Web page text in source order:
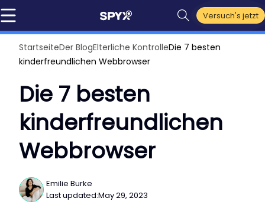
Versuch's jetzt
StartseiteDer BlogElterliche KontrolleDie 7 besten
kinderfreundlichen Webbrowser
Die 7 besten
kinderfreundlichen
Webbrowser
Emilie Burke
Last updated:May 29, 2023